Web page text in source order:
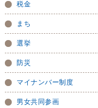
税金
まち
選挙
防災
マイナンバー制度
男女共同参画